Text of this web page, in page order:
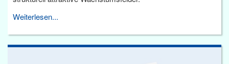
Weiterlesen...